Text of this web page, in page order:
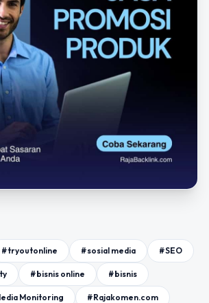
#tryoutonline #sosial media #SEO
#bisnis online #bisnis
Monitoring #Rajakomen.com